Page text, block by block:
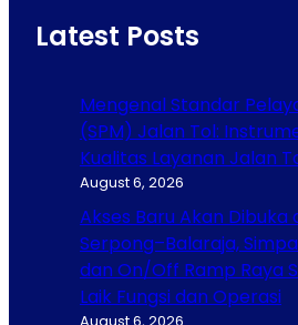
Latest Posts
Mengenal Standar
(SPM) Jalan Tol:
Kualitas Layanan Jalan
August 6, 2026
Akses Baru Akan Dibuka
Serpong–Balaraja,
dan On/Off Ramp Raya
Laik Fungsi dan Operasi